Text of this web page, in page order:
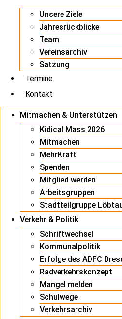
Unsere Ziele
Jahresrückblicke
Team
Vereinsarchiv
Satzung
Termine
Kontakt
Mitmachen & Unterstützen
Kidical Mass 2026
Mitmachen
MehrKraft
Spenden
Mitglied werden
Arbeitsgruppen
Stadtteilgruppe
Verkehr & Politik
Schriftwechsel
Kommunalpolitik
Erfolge des ADFC
Radverkehrskonzept
Mangel melden
Schulwege
Verkehrsarchiv